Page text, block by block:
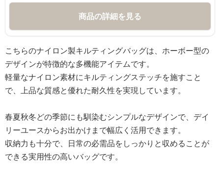
商品の詳細を見る
こちらのナイロン製キルティングバッグは、ホーボー型の
デザインが特徴的な多機能アイテムです。
軽量なナイロン素材にキルティングステッチを施すこと
で、上品な質感と優れた耐久性を実現しています。
春夏秋冬どの季節にも馴染むシンプルなデザインで、デイ
リーユースからお出かけまで幅広く活用できます。
収納力も十分で、日常の必需品をしっかりと収めることが
できる実用性の高いバッグです。